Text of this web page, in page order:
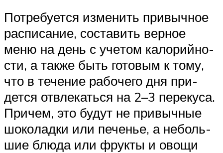
Потре­бу­ется изме­нить при­выч­ное
рас­пи­са­ние, соста­вить вер­ное
меню на день с уче­том кало­рий­но­
сти, а также быть гото­вым к тому,
что в тече­ние рабо­чего дня при­
дется отвле­каться на 2–3 пере­куса.
При­чем, это будут не при­выч­ные
шоко­ладки или пече­нье, а неболь­
шие блюда или фрукты и овощи